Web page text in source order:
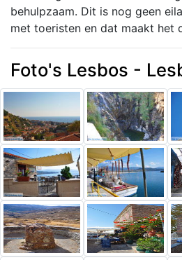
behulpzaam. Dit is nog geen
met toeristen en dat maakt het
Foto's Lesbos -